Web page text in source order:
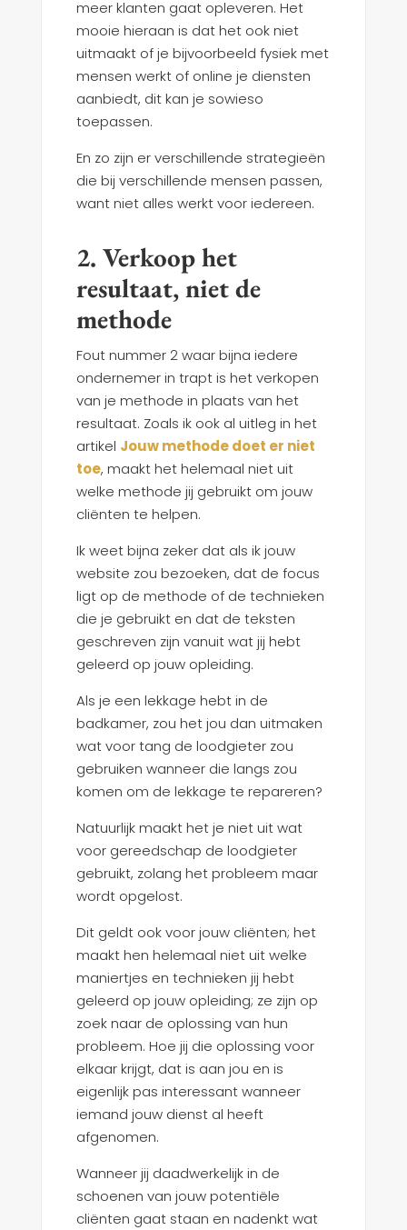
meer klanten gaat opleveren. Het
mooie hieraan is dat het ook niet
uitmaakt of je bijvoorbeeld fysiek met
mensen werkt of online je diensten
aanbiedt, dit kan je sowieso
toepassen.
En zo zijn er verschillende strategieën
die bij verschillende mensen passen,
want niet alles werkt voor iedereen.
2. Verkoop het
resultaat, niet de
methode
Fout nummer 2 waar bijna iedere
ondernemer in trapt is het verkopen
van je methode in plaats van het
resultaat. Zoals ik ook al uitleg in het
artikel Jouw methode doet er niet
toe, maakt het helemaal niet uit
welke methode jij gebruikt om jouw
cliënten te helpen.
Ik weet bijna zeker dat als ik jouw
website zou bezoeken, dat de focus
ligt op de methode of de technieken
die je gebruikt en dat de teksten
geschreven zijn vanuit wat jij hebt
geleerd op jouw opleiding.
Als je een lekkage hebt in de
badkamer, zou het jou dan uitmaken
wat voor tang de loodgieter zou
gebruiken wanneer die langs zou
komen om de lekkage te repareren?
Natuurlijk maakt het je niet uit wat
voor gereedschap de loodgieter
gebruikt, zolang het probleem maar
wordt opgelost.
Dit geldt ook voor jouw cliënten; het
maakt hen helemaal niet uit welke
maniertjes en technieken jij hebt
geleerd op jouw opleiding; ze zijn op
zoek naar de oplossing van hun
probleem. Hoe jij die oplossing voor
elkaar krijgt, dat is aan jou en is
eigenlijk pas interessant wanneer
iemand jouw dienst al heeft
afgenomen.
Wanneer jij daadwerkelijk in de
schoenen van jouw potentiële
cliënten gaat staan en nadenkt wat